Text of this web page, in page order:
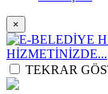
×
TEKRAR